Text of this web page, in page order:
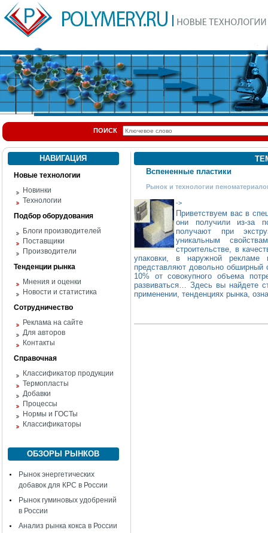
ПОИСК
НАВИГАЦИЯ
Новые технологии
Новинки
Технологии
Подбор оборудования
Блоги производителей
Поставщики
Производители
Тенденции рынка
Мнения и оценки
Новости и статистика
Сотрудничество
Реклама на сайте
Для авторов
Контакты
Справочная
Классификатор продукции
Термопласты
Добавки
Процессы
Нормы и ГОСТы
Классификаторы
ОБЗОРЫ РЫНКОВ
Рынок энергетических
добавок для КРС в России
Рынок гуминовых удобрений
в России
Анализ рынка кокса в России
Вспененные пластики
Рынок и технологии
->
Приветствуем вас в
они получили из-за
получают при
уникальным
строительстве, в
упаковки, в наружной
представляют довольно
10% от совокупного объема
развиваться… Здесь вы найдете
применении, тенденциях рынка,